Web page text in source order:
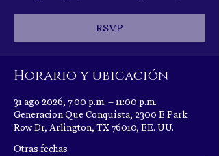
RSVP
Horario y ubicación
31 ago 2026, 7:00 p.m. – 11:00 p.m.
Generacion Que Conquista, 2300 E Park
Row Dr, Arlington, TX 76010, EE. UU.
Otras fechas